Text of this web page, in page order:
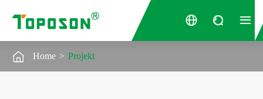
  
 Home Projekt